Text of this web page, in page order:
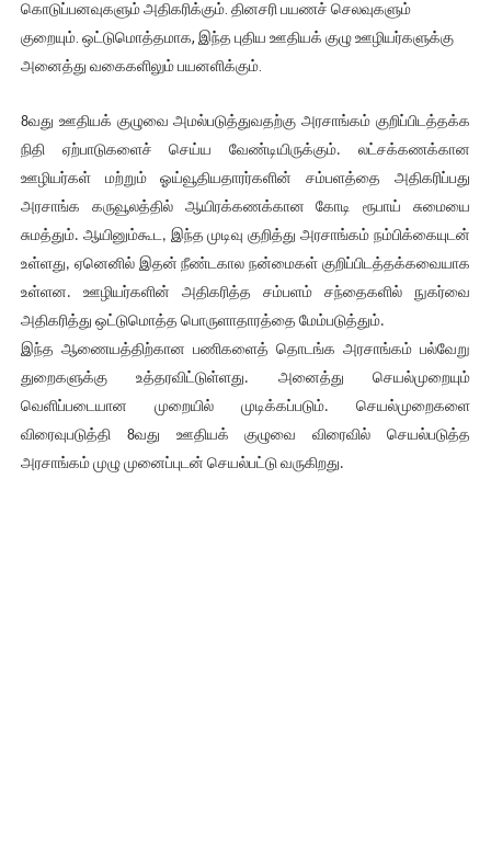
கொடுப்பனவுகளும் அதிகரிக்கும். தினசரி பயணச் செலவுகளும்
குறையும். ஒட்டுமொத்தமாக, இந்த புதிய ஊதியக் குழு ஊழியர்களுக்கு
அனைத்து வகைகளிலும் பயனளிக்கும்.
8வது ஊதியக் குழுவை அமல்படுத்துவதற்கு அரசாங்கம் குறிப்பிடத்தக்க
நிதி ஏற்பாடுகளைச் செய்ய வேண்டியிருக்கும். லட்சக்கணக்கான
ஊழியர்கள் மற்றும் ஓய்வூதியதாரர்களின் சம்பளத்தை அதிகரிப்பது
அரசாங்க கருவூலத்தில் ஆயிரக்கணக்கான கோடி ரூபாய் சுமையை
சுமத்தும். ஆயினும்கூட, இந்த முடிவு குறித்து அரசாங்கம் நம்பிக்கையுடன்
உள்ளது, ஏனெனில் இதன் நீண்டகால நன்மைகள் குறிப்பிடத்தக்கவையாக
உள்ளன. ஊழியர்களின் அதிகரித்த சம்பளம் சந்தைகளில் நுகர்வை
அதிகரித்து ஒட்டுமொத்த பொருளாதாரத்தை மேம்படுத்தும்.
இந்த ஆணையத்திற்கான பணிகளைத் தொடங்க அரசாங்கம் பல்வேறு
துறைகளுக்கு உத்தரவிட்டுள்ளது. அனைத்து செயல்முறையும்
வெளிப்படையான முறையில் முடிக்கப்படும். செயல்முறைகளை
விரைவுபடுத்தி 8வது ஊதியக் குழுவை விரைவில் செயல்படுத்த
அரசாங்கம் முழு முனைப்புடன் செயல்பட்டு வருகிறது.